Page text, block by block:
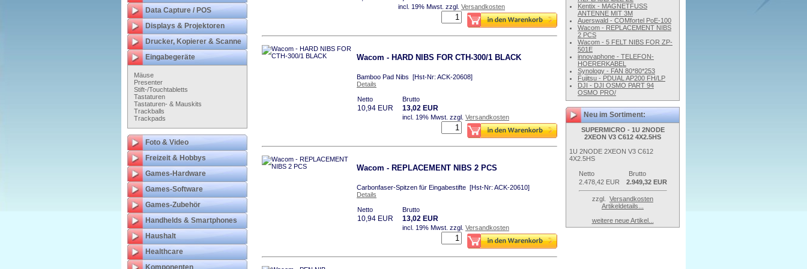
incl. 19% Mwst. zzgl. Versandkosten
Wacom - HARD NIBS FOR CTH-300/1 BLACK
Bamboo Pad Nibs [Hst-Nr: ACK-20608]
Details
Netto Brutto
10,94 EUR 13,02 EUR
incl. 19% Mwst. zzgl. Versandkosten
Wacom - REPLACEMENT NIBS 2 PCS
Carbonfaser-Spitzen für Eingabestifte [Hst-Nr: ACK-20610]
Details
Netto Brutto
10,94 EUR 13,02 EUR
incl. 19% Mwst. zzgl. Versandkosten
Kentix - MAGNETFUSS
ANTENNE MIT 3M
Auerswald - COMfortel PoE-100
Wacom - REPLACEMENT NIBS
2 PCS
Wacom - 5 FELT NIBS FOR ZP-
501E
innovaphone - TELEFON-
HOERERKABEL
Synology - FAN 80*80*253
Fujitsu - PDUAL AP200 FH/LP
DJI - DJI OSMO PART 94
OSMO PRO/
Neu im Sortiment:
SUPERMICRO - 1U 2NODE
2XEON V3 C612 4X2.5HS
1U 2NODE 2XEON V3 C612
4X2.5HS
Netto
Brutto
2.478,42 EUR
2.949,32 EUR
zzgl. Versandkosten
Artikeldetails...
weitere neue Artikel...
Data Capture / POS
Displays & Projektoren
Drucker, Kopierer & Scanne
Eingabegeräte
Mäuse
Presenter
Stift-/Touchtabletts
Tastaturen
Tastaturen- & Mauskits
Trackballs
Trackpads
Foto & Video
Freizeit & Hobbys
Games-Hardware
Games-Software
Games-Zubehör
Handhelds & Smartphones
Haushalt
Healthcare
Komponenten